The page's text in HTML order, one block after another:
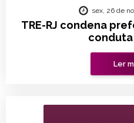
TRE-RJ condena
sex, 26 de
Ler